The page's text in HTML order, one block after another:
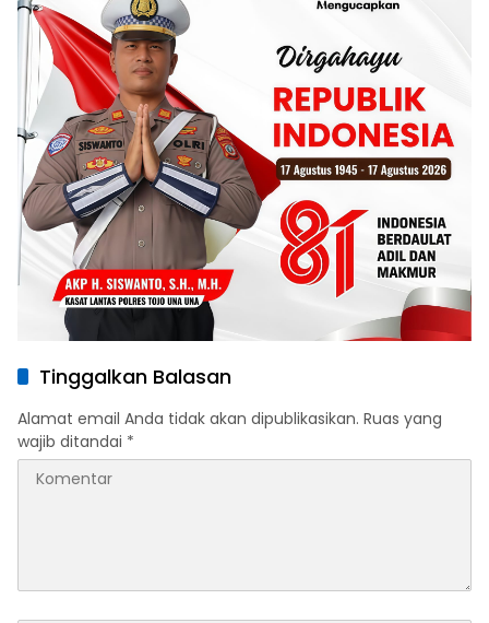
Tinggalkan Balasan
Alamat email Anda tidak akan dipublikasikan. Ruas yang
wajib ditandai *